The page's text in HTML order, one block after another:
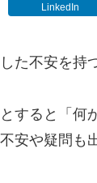
LinkedIn
た不安を持
すると「何
安や疑問も